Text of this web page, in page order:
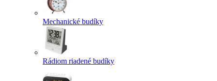
Mechanické budíky
Rádiom riadené budíky